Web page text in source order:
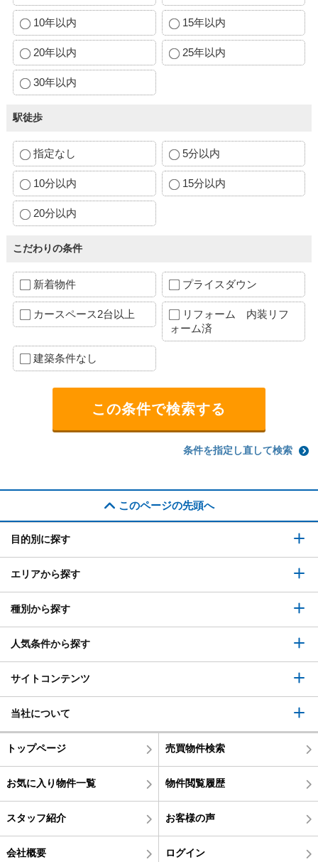
10年以内 15年以内
20年以内 25年以内
30年以内
駅徒歩
指定なし 5分以内
10分以内 15分以内
20分以内
こだわりの条件
新着物件 プライスダウン
カースペース2台以上
リフォーム 内装リフ
ォーム済
建築条件なし
条件を指定し直して検索
このページの先頭へ
目的別に探す
エリアから探す
種別から探す
人気条件から探す
サイトコンテンツ
当社について
トップページ 売買物件検索
お気に入り物件一覧 物件閲覧履歴
スタッフ紹介 お客様の声
会社概要 ログイン